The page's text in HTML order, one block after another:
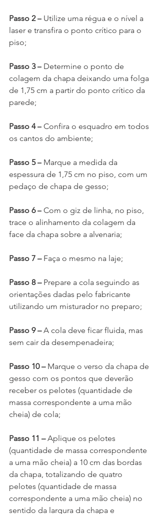
Passo 2 – Utilize uma régua e o nível a
laser e transfira o ponto crítico para o
piso;
Passo 3 – Determine o ponto de
colagem da chapa deixando uma folga
de 1,75 cm a partir do ponto crítico da
parede;
Passo 4 – Confira o esquadro em todos
os cantos do ambiente;
Passo 5 – Marque a medida da
espessura de 1,75 cm no piso, com um
pedaço de chapa de gesso;
Passo 6 – Com o giz de linha, no piso,
trace o alinhamento da colagem da
face da chapa sobre a alvenaria;
Passo 7 – Faça o mesmo na laje;
Passo 8 – Prepare a cola seguindo as
orientações dadas pelo fabricante
utilizando um misturador no preparo;
Passo 9 – A cola deve ficar fluida, mas
sem cair da desempenadeira;
Passo 10 – Marque o verso da chapa de
gesso com os pontos que deverão
receber os pelotes (quantidade de
massa correspondente a uma mão
cheia) de cola;
Passo 11 – Aplique os pelotes
(quantidade de massa correspondente
a uma mão cheia) a 10 cm das bordas
da chapa, totalizando de quatro
pelotes (quantidade de massa
correspondente a uma mão cheia) no
sentido da largura da chapa e